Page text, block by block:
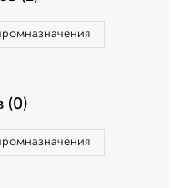
(0)